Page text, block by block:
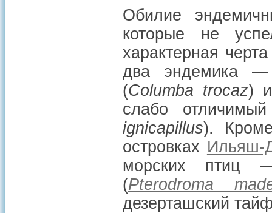
Обилие
которые не
характерная
два эндемика
(Columba trocaz)
слабо
ignicapillus).
островках Ильяш-
морских птиц
(Pterodroma
дезерташский